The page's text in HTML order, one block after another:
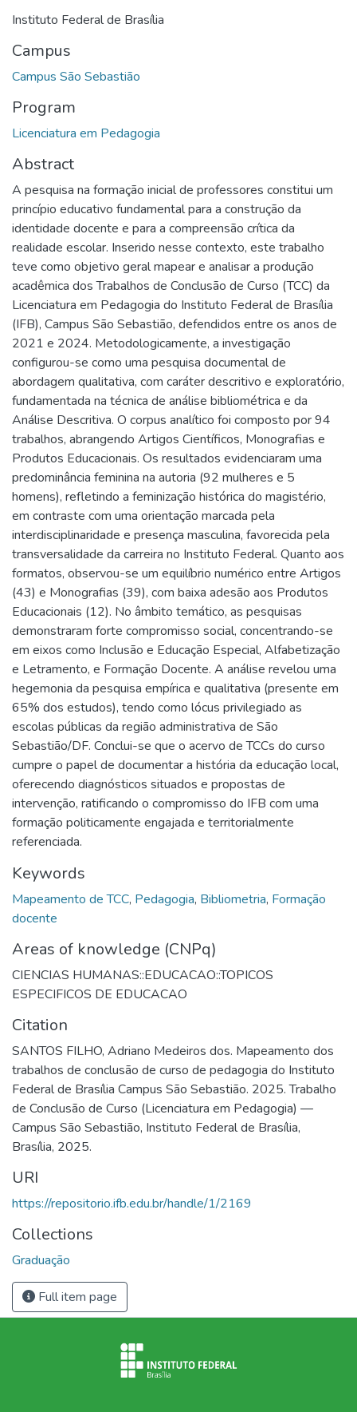
Instituto Federal de Brasília
Campus
Campus São Sebastião
Program
Licenciatura em Pedagogia
Abstract
A pesquisa na formação inicial de professores constitui um
princípio educativo fundamental para a construção da
identidade docente e para a compreensão crítica da
realidade escolar. Inserido nesse contexto, este trabalho
teve como objetivo geral mapear e analisar a produção
acadêmica dos Trabalhos de Conclusão de Curso (TCC) da
Licenciatura em Pedagogia do Instituto Federal de Brasília
(IFB), Campus São Sebastião, defendidos entre os anos de
2021 e 2024. Metodologicamente, a investigação
configurou-se como uma pesquisa documental de
abordagem qualitativa, com caráter descritivo e exploratório,
fundamentada na técnica de análise bibliométrica e da
Análise Descritiva. O corpus analítico foi composto por 94
trabalhos, abrangendo Artigos Científicos, Monografias e
Produtos Educacionais. Os resultados evidenciaram uma
predominância feminina na autoria (92 mulheres e 5
homens), refletindo a feminização histórica do magistério,
em contraste com uma orientação marcada pela
interdisciplinaridade e presença masculina, favorecida pela
transversalidade da carreira no Instituto Federal. Quanto aos
formatos, observou-se um equilíbrio numérico entre Artigos
(43) e Monografias (39), com baixa adesão aos Produtos
Educacionais (12). No âmbito temático, as pesquisas
demonstraram forte compromisso social, concentrando-se
em eixos como Inclusão e Educação Especial, Alfabetização
e Letramento, e Formação Docente. A análise revelou uma
hegemonia da pesquisa empírica e qualitativa (presente em
65% dos estudos), tendo como lócus privilegiado as
escolas públicas da região administrativa de São
Sebastião/DF. Conclui-se que o acervo de TCCs do curso
cumpre o papel de documentar a história da educação local,
oferecendo diagnósticos situados e propostas de
intervenção, ratificando o compromisso do IFB com uma
formação politicamente engajada e territorialmente
referenciada.
Keywords
Mapeamento de TCC, Pedagogia, Bibliometria, Formação
docente
Areas of knowledge (CNPq)
CIENCIAS HUMANAS::EDUCACAO::TOPICOS
ESPECIFICOS DE EDUCACAO
Citation
SANTOS FILHO, Adriano Medeiros dos. Mapeamento dos
trabalhos de conclusão de curso de pedagogia do Instituto
Federal de Brasília Campus São Sebastião. 2025. Trabalho
de Conclusão de Curso (Licenciatura em Pedagogia) —
Campus São Sebastião, Instituto Federal de Brasília,
Brasília, 2025.
URI
https://repositorio.ifb.edu.br/handle/1/2169
Collections
Graduação
Full item page